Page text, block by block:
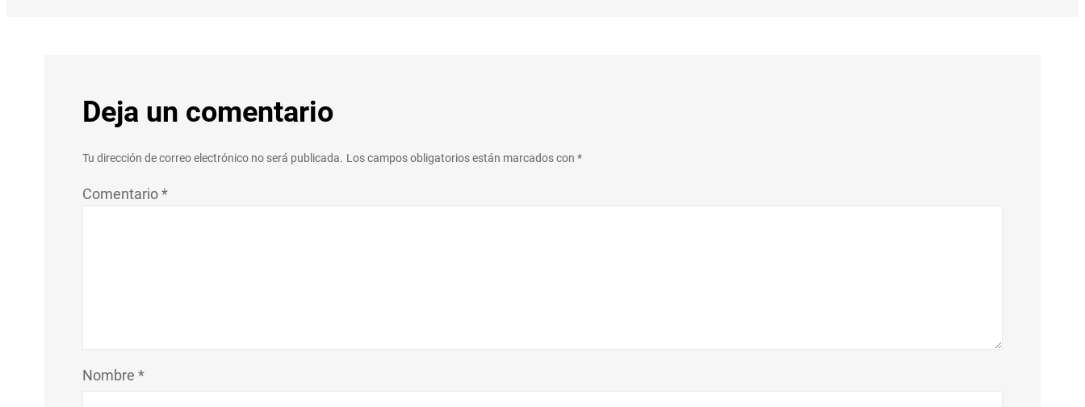
Deja un comentario
Tu dirección de correo electrónico no será publicada. Los campos obligatorios están marcados con*
Comentario*
Nombre*